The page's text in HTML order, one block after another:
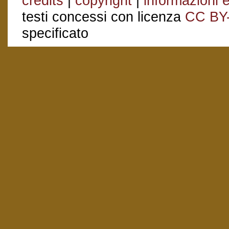
testi concessi con licenza CC
specificato